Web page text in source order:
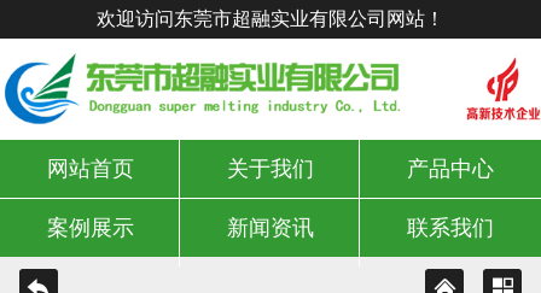
欢迎访问东莞市超融实业有限公司网站！
网站首页 关于我们 产品中心
案例展示 新闻资讯 联系我们